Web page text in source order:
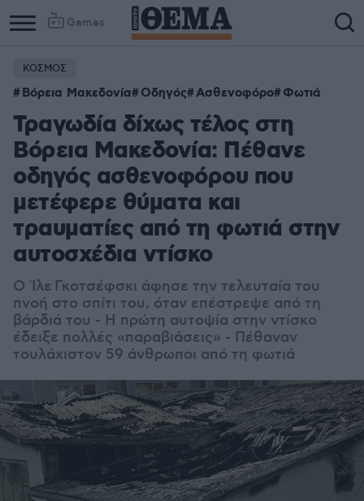
Games
ΚΟΣΜΟΣ
Βόρεια Μακεδονία Οδηγός Ασθενοφόρο Φωτιά
Τραγωδία δίχως τέλος στη
Βόρεια Μακεδονία: Πέθανε
οδηγός ασθενοφόρου που
μετέφερε θύματα και
τραυματίες από τη φωτιά στην
αυτοσχέδια ντίσκο
Ο Ίλε Γκοτσέφσκι άφησε την τελευταία του
πνοή στο σπίτι του, όταν επέστρεψε από τη
βάρδιά του - Η πρώτη αυτοψία στην ντίσκο
έδειξε πολλές «παραβιάσεις» - Πέθαναν
τουλάχιστον 59 άνθρωποι από τη φωτιά